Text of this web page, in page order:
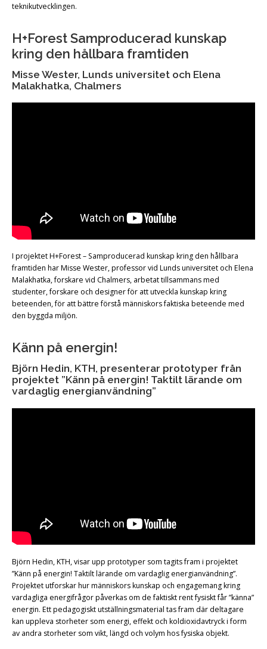
teknikutvecklingen.
H+Forest Samproducerad kunskap
kring den hållbara framtiden
Misse Wester, Lunds universitet och Elena
Malakhatka, Chalmers
I projektet H+Forest – Samproducerad kunskap kring den hållbara
framtiden har Misse Wester, professor vid Lunds universitet och Elena
Malakhatka, forskare vid Chalmers, arbetat tillsammans med
studenter, forskare och designer för att utveckla kunskap kring
beteenden, för att bättre förstå människors faktiska beteende med
den byggda miljön.
Känn på energin!
Björn Hedin, KTH, presenterar prototyper från
projektet ”Känn på energin! Taktilt lärande om
vardaglig energianvändning”
Björn Hedin, KTH, visar upp prototyper som tagits fram i projektet
”Känn på energin! Taktilt lärande om vardaglig energianvändning”.
Projektet utforskar hur människors kunskap och engagemang kring
vardagliga energifrågor påverkas om de faktiskt rent fysiskt får ”känna”
energin. Ett pedagogiskt utställningsmaterial tas fram där deltagare
kan uppleva storheter som energi, effekt och koldioxidavtryck i form
av andra storheter som vikt, längd och volym hos fysiska objekt.